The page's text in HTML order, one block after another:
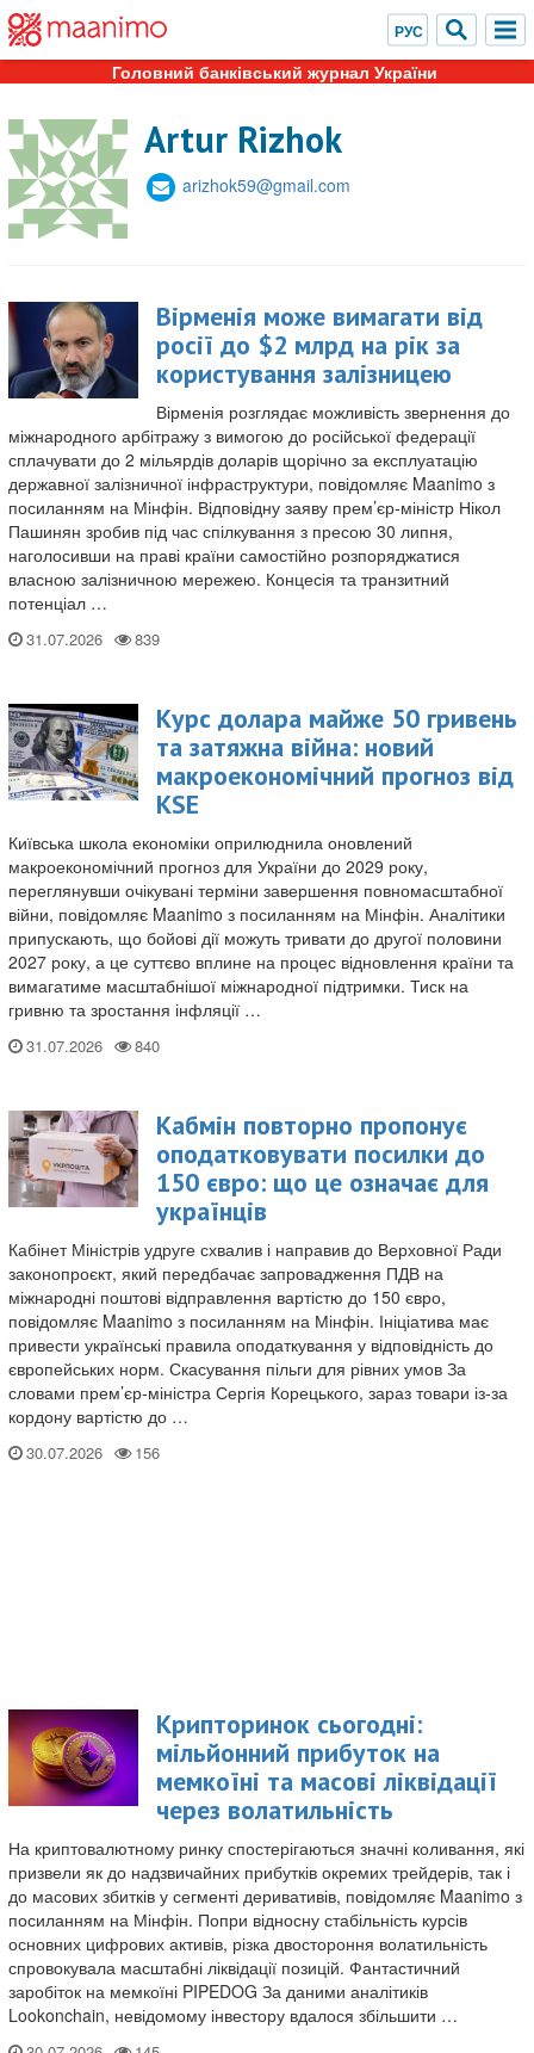
Головний банківський журнал України
Artur Rizhok
arizhok59@gmail.com
Вірменія може вимагати від
росії до $2 млрд на рік за
користування залізницею
Вірменія розглядає можливість звернення до
міжнародного арбітражу з вимогою до російської федерації
сплачувати до 2 мільярдів доларів щорічно за експлуатацію
державної залізничної інфраструктури, повідомляє Maanimo з
посиланням на Мінфін. Відповідну заяву прем’єр-міністр Нікол
Пашинян зробив під час спілкування з пресою 30 липня,
наголосивши на праві країни самостійно розпоряджатися
власною залізничною мережею. Концесія та транзитний
потенціал …
31.07.2026
Курс долара майже 50 гривень
та затяжна війна: новий
макроекономічний прогноз від
KSE
Київська школа економіки оприлюднила оновлений
макроекономічний прогноз для України до 2029 року,
переглянувши очікувані терміни завершення повномасштабної
війни, повідомляє Maanimo з посиланням на Мінфін. Аналітики
припускають, що бойові дії можуть тривати до другої половини
2027 року, а це суттєво вплине на процес відновлення країни та
вимагатиме масштабнішої міжнародної підтримки. Тиск на
гривню та зростання інфляції …
31.07.2026
Кабмін повторно пропонує
оподатковувати посилки до
150 євро: що це означає для
українців
Кабінет Міністрів удруге схвалив і направив до Верховної Ради
законопроєкт, який передбачає запровадження ПДВ на
міжнародні поштові відправлення вартістю до 150 євро,
повідомляє Maanimo з посиланням на Мінфін. Ініціатива має
привести українські правила оподаткування у відповідність до
європейських норм. Скасування пільги для рівних умов За
словами прем’єр-міністра Сергія Корецького, зараз товари із-за
кордону вартістю до …
30.07.2026
Крипторинок сьогодні:
мільйонний прибуток на
мемкоїні та масові ліквідації
через волатильність
На криптовалютному ринку спостерігаються значні коливання, які
призвели як до надзвичайних прибутків окремих трейдерів, так і
до масових збитків у сегменті деривативів, повідомляє Maanimo з
посиланням на Мінфін. Попри відносну стабільність курсів
основних цифрових активів, різка двостороння волатильність
спровокувала масштабні ліквідації позицій. Фантастичний
заробіток на мемкоїні PIPEDOG За даними аналітиків
Lookonchain, невідомому інвестору вдалося збільшити …